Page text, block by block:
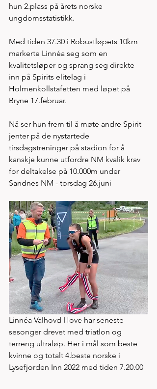
hun 2.plass på årets norske
ungdomsstatistikk.
Med tiden 37.30 i Robustløpets 10km
markerte Linnéa seg som en
kvalitetsløper og sprang seg direkte
inn på Spirits elitelag i
Holmenkollstafetten med løpet på
Bryne 17.februar.
Nå ser hun frem til å møte andre Spirit
jenter på de nystartede
tirsdagstreninger på stadion for å
kanskje kunne utfordre NM kvalik krav
for deltakelse på 10.000m under
Sandnes NM - torsdag 26.juni
Linnéa Valhovd Hove har seneste
sesonger drevet med triatlon og
terreng ultraløp. Her i mål som beste
kvinne og totalt 4.beste norske i
Lysefjorden Inn 2022 med tiden 7.20.00